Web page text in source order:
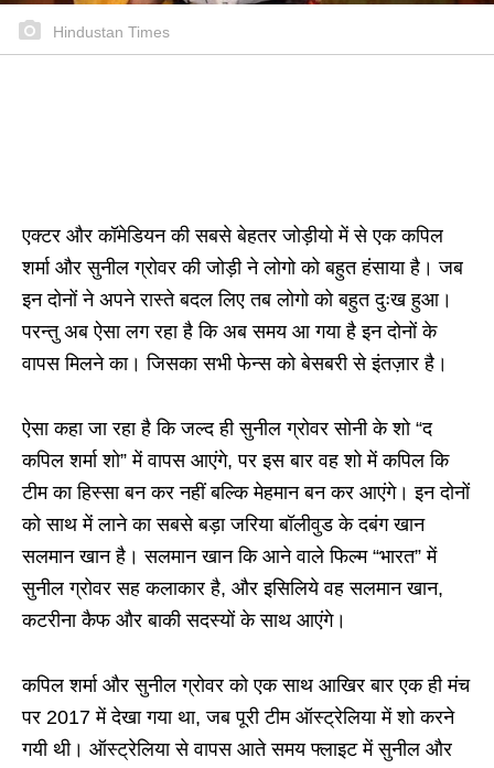
Hindustan Times
एक्टर और कॉमेडियन की सबसे बेहतर जोड़ीयो में से एक कपिल
शर्मा और सुनील ग्रोवर की जोड़ी ने लोगो को बहुत हंसाया है। जब
इन दोनों ने अपने रास्ते बदल लिए तब लोगो को बहुत दुःख हुआ।
परन्तु अब ऐसा लग रहा है कि अब समय आ गया है इन दोनों के
वापस मिलने का। जिसका सभी फेन्स को बेसबरी से इंतज़ार है।
ऐसा कहा जा रहा है कि जल्द ही सुनील ग्रोवर सोनी के शो “द
कपिल शर्मा शो” में वापस आएंगे, पर इस बार वह शो में कपिल कि
टीम का हिस्सा बन कर नहीं बल्कि मेहमान बन कर आएंगे। इन दोनों
को साथ में लाने का सबसे बड़ा जरिया बॉलीवुड के दबंग खान
सलमान खान है। सलमान खान कि आने वाले फिल्म “भारत” में
सुनील ग्रोवर सह कलाकार है, और इसिलिये वह सलमान खान,
कटरीना कैफ और बाकी सदस्यों के साथ आएंगे।
कपिल शर्मा और सुनील ग्रोवर को एक साथ आखिर बार एक ही मंच
पर 2017 में देखा गया था, जब पूरी टीम ऑस्ट्रेलिया में शो करने
गयी थी। ऑस्ट्रेलिया से वापस आते समय फ्लाइट में सुनील और